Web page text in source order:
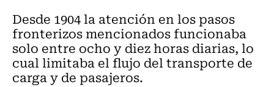
Desde 1904 la atención en los pasos
fronterizos mencionados funcionaba
solo entre ocho y diez horas diarias, lo
cual limitaba el flujo del transporte de
carga y de pasajeros.